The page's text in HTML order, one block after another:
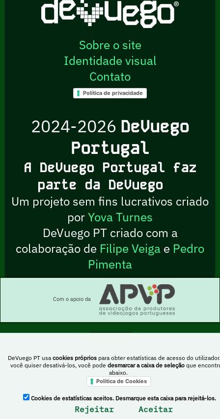
DeVuego PT usa cookies próprios para obter estatísticas de acesso do
você quiser desativá-los, você pode desmarcar a caixa de seleção que
abaixo.
Política de Cookies
Cookies de estatísticas aceitos. Desmarque esta caixa para rejeitá-los.
Rejeitar Aceitar
Sobre o site
Identidade visual
Contato
Política de privacidade
2024-2026 DeVuego
Portugal
A DeVuego Portugal faz
parte da DeVuego
Um projeto sem fins lucrativos criado
porYova Turnes
DeVuego PT criado com a
colaboração de Filipe Veiga e Pedro
Pimenta
Com o apoio da
PartilhaIgual 4.0 Internacional
DeVuego Portugal